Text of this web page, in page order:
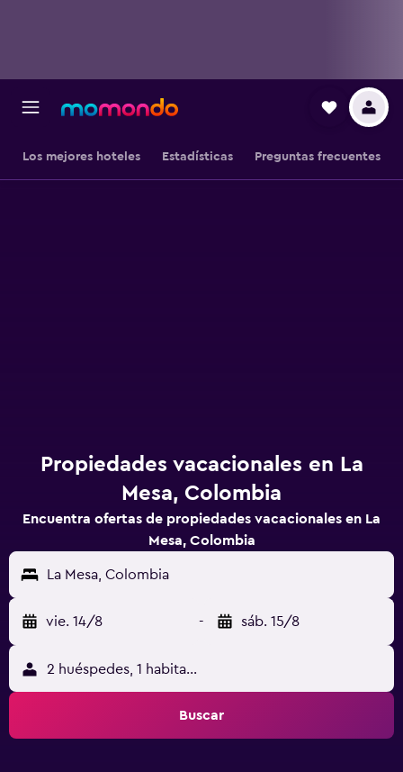
Los mejores hoteles Estadísticas Preguntas frecuentes
Propiedades vacacionales en La
Mesa, Colombia
Encuentra ofertas de propiedades vacacionales en La
Mesa, Colombia
La Mesa, Colombia
vie. 14/8 - sáb. 15/8
2 huéspedes, 1 habitación
Buscar